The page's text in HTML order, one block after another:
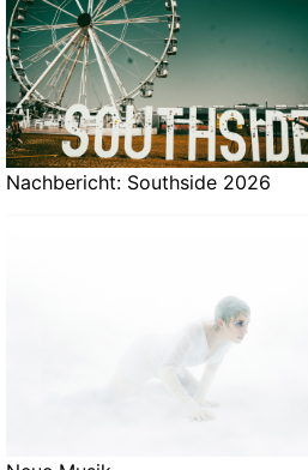
Nachbericht: Southside 2026